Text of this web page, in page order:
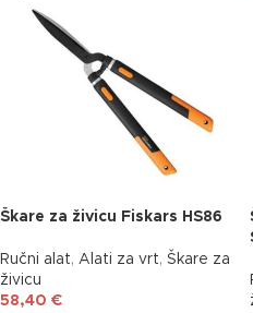
Škare za živicu Fiskars HS86
Ručni alat, Alati za vrt, Škare za
živicu
58,40 €